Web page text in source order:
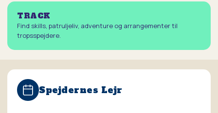
TRACK
Find skills, patruljeliv, adventure og arrangementer til
tropsspejdere.
Spejdernes Lejr